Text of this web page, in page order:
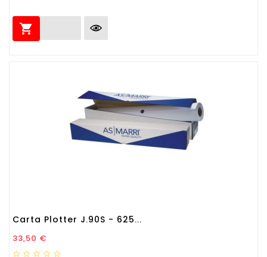

Carta Plotter J.90S - 625...
Prezzo
33,50 €